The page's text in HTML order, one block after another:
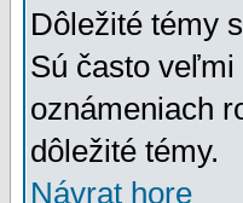
Dôležité témy
Sú často
oznámeniach
dôležité témy.
Návrat hore